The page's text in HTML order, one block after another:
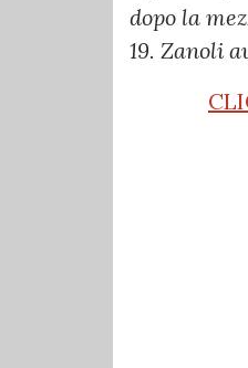
dopo la
19. Zanoli